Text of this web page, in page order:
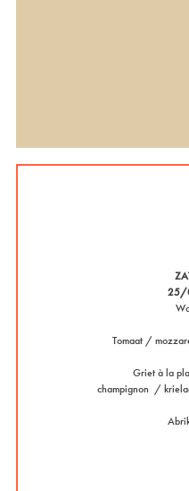
25/
Tomaat /
Griet à la
champignon /